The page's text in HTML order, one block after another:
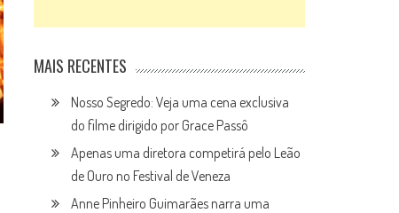
MAIS RECENTES
Nosso Segredo: Veja uma cena exclusiva
do filme dirigido por Grace Passô
Apenas uma diretora competirá pelo Leão
de Ouro no Festival de Veneza
Anne Pinheiro Guimarães narra uma